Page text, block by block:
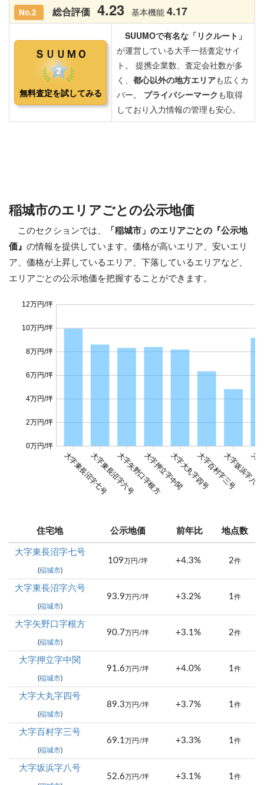
稲城市のエリアごとの公示地価
このセクションでは、
「稲城市」のエリアごとの『公示地
価』 の情報を提供しています。価格が高いエリア、安いエリ
ア、価格が上昇しているエリア、下落しているエリアなど、
エリアごとの公示地価を把握することができます。
大字東長沼字七号大字東長沼字六号大字矢野口字根方大字押立字中関大字大丸字四号大字百村字三号大字坂浜字八号
大
0万円/坪
2万円/坪
4万円/坪
6万円/坪
8万円/坪
10万円/坪
12万円/坪
住宅地 公示地価 前年比 地点数
大字東長沼字七号
(稲城市)
109 万円/坪 +4.3% 2件
大字東長沼字六号
(稲城市)
93.9 万円/坪 +3.2% 1件
大字矢野口字根方
(稲城市)
90.7 万円/坪 +3.1% 2件
大字押立字中関
(稲城市)
91.6 万円/坪 +4.0% 1件
大字大丸字四号
(稲城市)
89.3 万円/坪 +3.7% 1件
大字百村字三号
(稲城市)
69.1 万円/坪 +3.3% 1件
大字坂浜字八号
52.6 万円/坪 +3.1% 1件